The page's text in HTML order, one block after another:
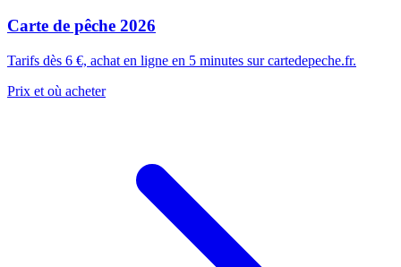
Carte de pêche 2026
Tarifs dès 6 €, achat en ligne en 5 minutes sur cartedepeche.fr.
Prix et où acheter